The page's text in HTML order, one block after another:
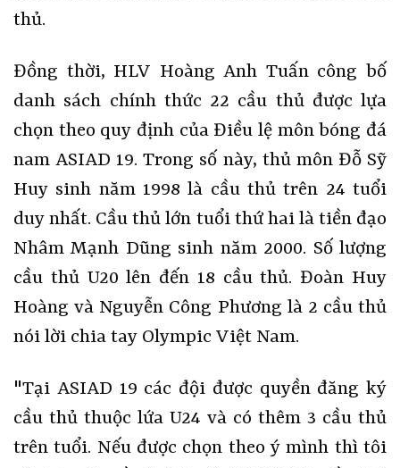
thủ.
Đồng thời, HLV Hoàng Anh Tuấn công bố
danh sách chính thức 22 cầu thủ được lựa
chọn theo quy định của Điều lệ môn bóng đá
nam ASIAD 19. Trong số này, thủ môn Đỗ Sỹ
Huy sinh năm 1998 là cầu thủ trên 24 tuổi
duy nhất. Cầu thủ lớn tuổi thứ hai là tiền đạo
Nhâm Mạnh Dũng sinh năm 2000. Số lượng
cầu thủ U20 lên đến 18 cầu thủ. Đoàn Huy
Hoàng và Nguyễn Công Phương là 2 cầu thủ
nói lời chia tay Olympic Việt Nam.
"Tại ASIAD 19 các đội được quyền đăng ký
cầu thủ thuộc lứa U24 và có thêm 3 cầu thủ
trên tuổi. Nếu được chọn theo ý mình thì tôi